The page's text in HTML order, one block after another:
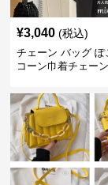
¥3,040 (税込)
チェーン バッグ
コーン巾着チェー